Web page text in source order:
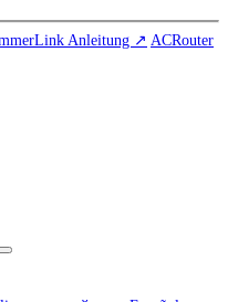
Anleitung ↗ ACRouter